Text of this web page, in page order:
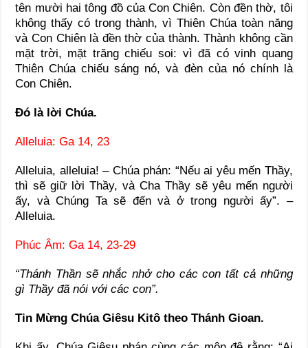
tên mười hai tông đồ của Con Chiên. Còn đền thờ, tôi
không thấy có trong thành, vì Thiên Chúa toàn năng
và Con Chiên là đền thờ của thành. Thành không cần
mặt trời, mặt trăng chiếu soi: vì đã có vinh quang
Thiên Chúa chiếu sáng nó, và đèn của nó chính là
Con Chiên.
Ðó là lời Chúa.
Alleluia: Ga 14, 23
Alleluia, alleluia! – Chúa phán: “Nếu ai yêu mến Thầy,
thì sẽ giữ lời Thầy, và Cha Thầy sẽ yêu mến người
ấy, và Chúng Ta sẽ đến và ở trong người ấy”. –
Alleluia.
Phúc Âm: Ga 14, 23-29
“Thánh Thần sẽ nhắc nhở cho các con tất cả những
gì Thầy đã nói với các con”.
Tin Mừng Chúa Giêsu Kitô theo Thánh Gioan.